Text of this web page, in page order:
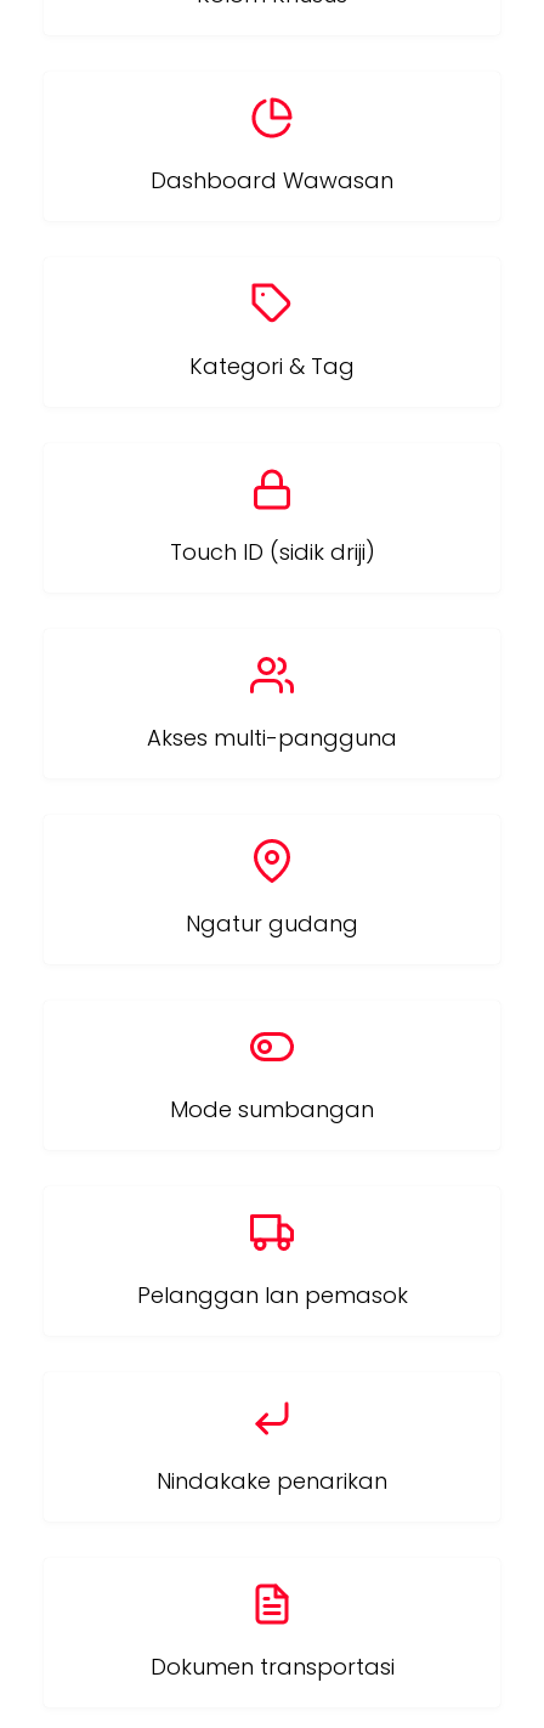
Dashboard Wawasan
Kategori & Tag
Touch ID (sidik driji)
Akses multi-pangguna
Ngatur gudang
Mode sumbangan
Pelanggan lan pemasok
Nindakake penarikan
Dokumen transportasi